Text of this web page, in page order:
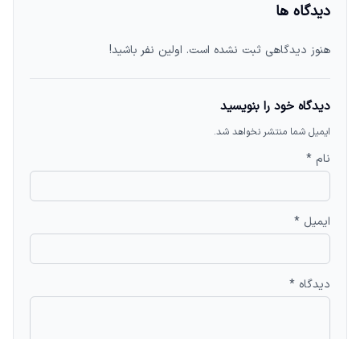
دیدگاه ها
هنوز دیدگاهی ثبت نشده است. اولین نفر باشید!
دیدگاه خود را بنویسید
ایمیل شما منتشر نخواهد شد.
نام *
ایمیل *
دیدگاه *